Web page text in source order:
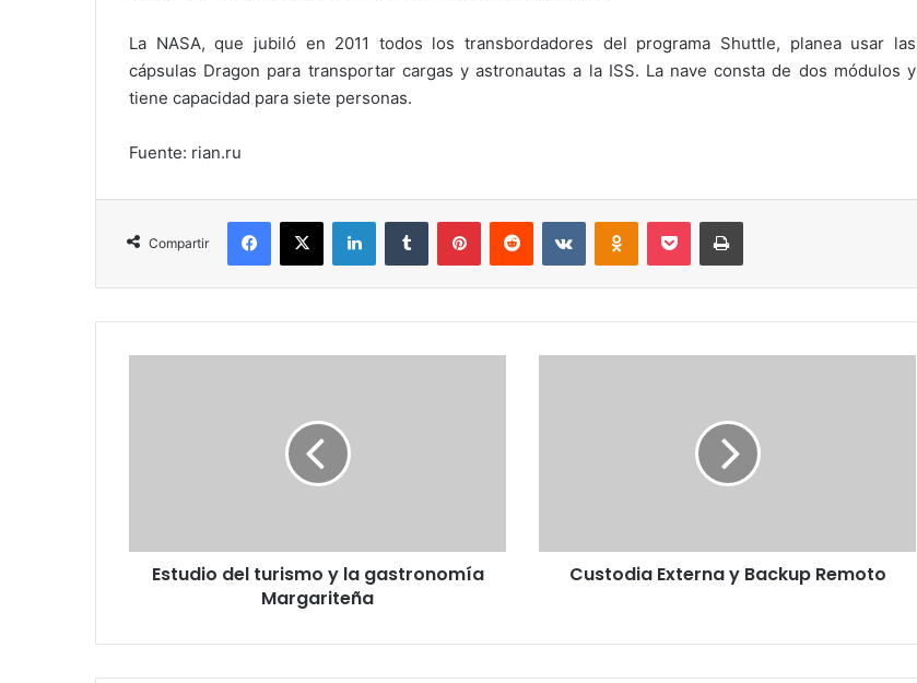
La NASA, que jubiló en 2011 todos los transbordadores del programa Shuttle, planea usar las
cápsulas Dragon para transportar cargas y astronautas a la ISS. La nave consta de dos módulos y
tiene capacidad para siete personas.
Fuente: rian.ru
Compartir
Facebook
X LinkedInTumblr PinterestReddit VKontakteOdnoklassniki
Pocket Imprimir
Estudio del turismo y la gastronomía
Margariteña
Custodia Externa y Backup Remoto